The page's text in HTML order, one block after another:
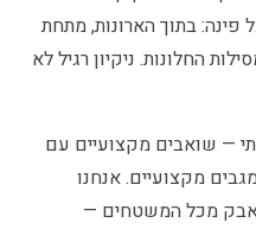
פינה: בתוך הארונות, מתחת
החלונות. ניקיון רגיל לא
— שואבים מקצועיים עם
מקצועיים. אנחנו
מכל המשטחים —